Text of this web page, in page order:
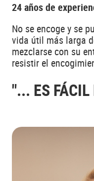
24 años de
No se encoge y se
vida útil más larga
mezclarse con su
resistir el
"... ES FÁCIL